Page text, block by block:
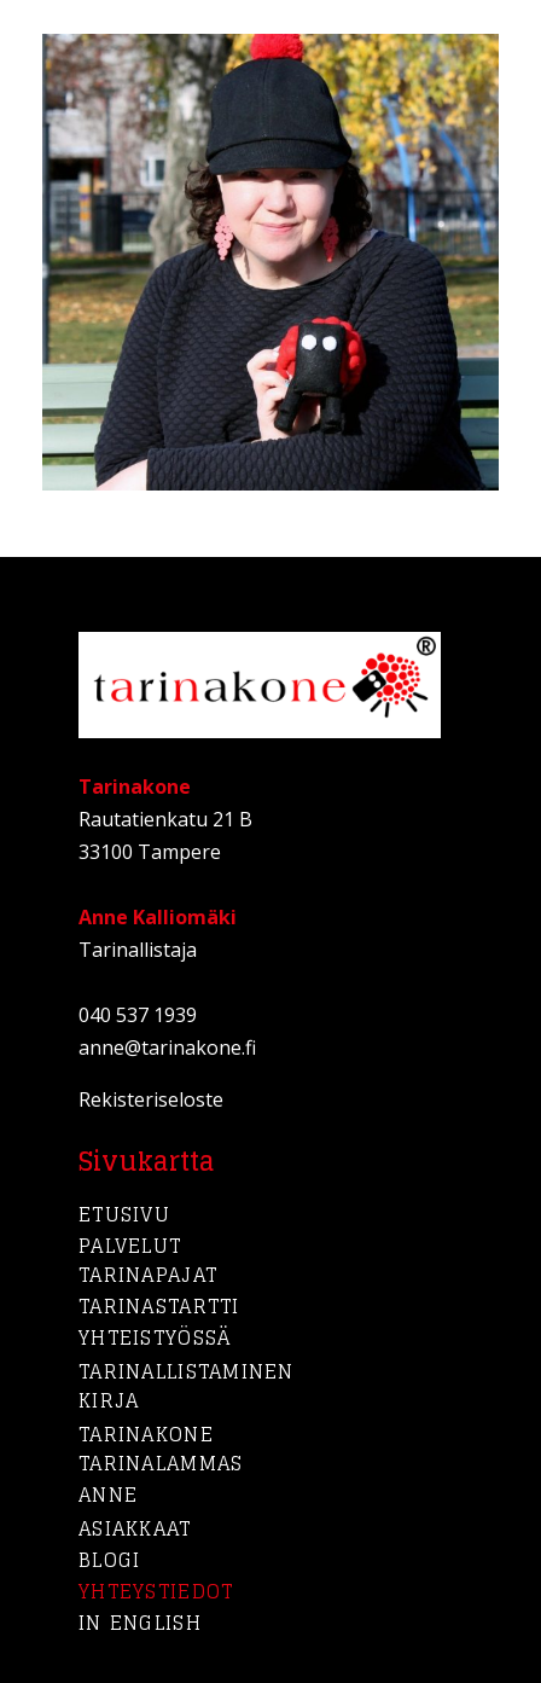
Tarinakone
Rautatienkatu 21 B
33100 Tampere
Anne Kalliomäki
Tarinallistaja
040 537 1939
anne@tarinakone.fi
Rekisteriseloste
Sivukartta
ETUSIVU
PALVELUT
TARINAPAJAT
TARINASTARTTI
YHTEISTYÖSSÄ
TARINALLISTAMINEN
KIRJA
TARINAKONE
TARINALAMMAS
ANNE
ASIAKKAAT
BLOGI
YHTEYSTIEDOT
IN ENGLISH